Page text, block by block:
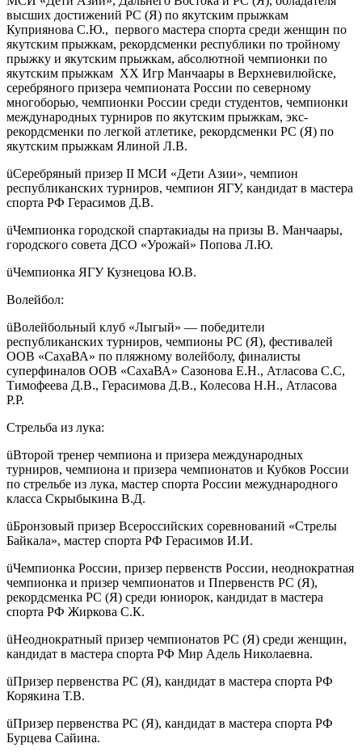
высших достижений РС (Я) по якутским прыжкам
Куприянова С.Ю., первого мастера спорта среди женщин по
якутским прыжкам, рекордсменки республики по тройному
прыжку и якутским прыжкам, абсолютной чемпионки по
якутским прыжкам ХХ Игр Манчаары в Верхневилюйске,
серебряного призера чемпионата России по северному
многоборью, чемпионки России среди студентов, чемпионки
международных турниров по якутским прыжкам, экс-
рекордсменки по легкой атлетике, рекордсменки РС (Я) по
якутским прыжкам Ялиной Л.В.
üСеребряный призер II МСИ «Дети Азии», чемпион
республиканских турниров, чемпион ЯГУ, кандидат в мастера
спорта РФ Герасимов Д.В.
üЧемпионка городской спартакиады на призы В. Манчаары,
городского совета ДСО «Урожай» Попова Л.Ю.
üЧемпионка ЯГУ Кузнецова Ю.В.
Волейбол:
üВолейбольный клуб «Лыгый» — победители
республиканских турниров, чемпионы РС (Я), фестивалей
ООВ «СахаВА» по пляжному волейболу, финалисты
суперфиналов ООВ «СахаВА» Сазонова Е.Н., Атласова С.С,
Тимофеева Д.В., Герасимова Д.В., Колесова Н.Н., Атласова
Р.Р.
Стрельба из лука:
üВторой тренер чемпиона и призера международных
турниров, чемпиона и призера чемпионатов и Кубков России
по стрельбе из лука, мастер спорта России межуднародного
класса Скрыбыкина В.Д.
üБронзовый призер Всероссийских соревнований «Стрелы
Байкала», мастер спорта РФ Герасимов И.И.
üЧемпионка России, призер первенств России, неоднократная
чемпионка и призер чемпионатов и Ппервенств РС (Я),
рекордсменка РС (Я) среди юниорок, кандидат в мастера
спорта РФ Жиркова С.К.
üНеоднократный призер чемпионатов РС (Я) среди женщин,
кандидат в мастера спорта РФ Мир Адель Николаевна.
üПризер первенства РС (Я), кандидат в мастера спорта РФ
Корякина Т.В.
üПризер первенства РС (Я), кандидат в мастера спорта РФ
Бурцева Сайина.